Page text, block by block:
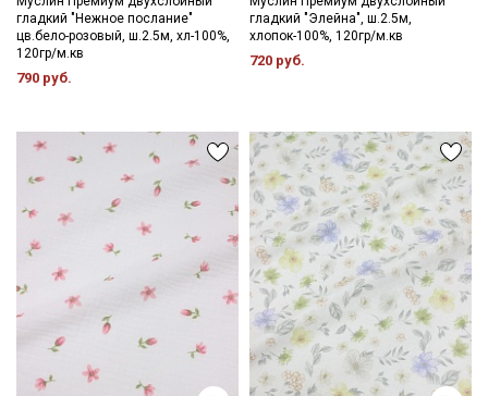
гладкий "Нежное послание"
цв.бело-розовый, ш.2.5м, хл-100%,
120гр/м.кв
790 руб.
гладкий "Элейна", ш.2.5м,
хлопок-100%, 120гр/м.кв
720 руб.
Ознакомлен(а) с
Политикой обработки персональных
Согласие на обработку персональных
данных
информационных рассылок